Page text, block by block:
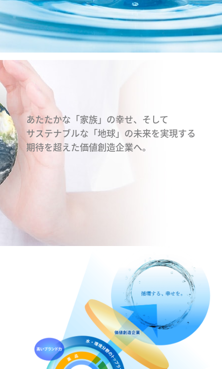
あたたかな「家族」の幸せ、そして
サステナブルな「地球」の未来を実現する
期待を超えた価値創造企業へ。